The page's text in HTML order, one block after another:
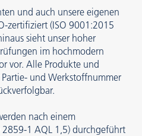
und auch unsere eigenen
zertifiziert (ISO 9001:2015
sieht unser hoher
im hochmodern
vor. Alle Produkte und
und Werkstoffnummer
nach einem
2859-1 AQL 1,5) durchgeführt